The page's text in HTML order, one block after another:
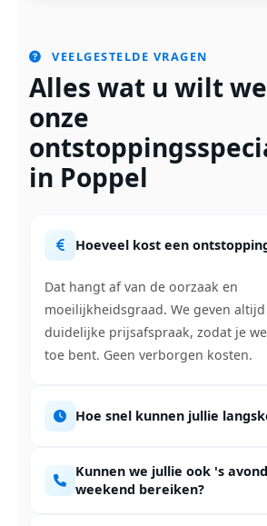
VEELGESTELDE VRAGEN
Alles wat u wilt
onze
in Poppel
Hoeveel kost een
Dat hangt af van de oorzaak en
moeilijkheidsgraad. We geven
duidelijke prijsafspraak, zodat je
toe bent. Geen verborgen kosten.
Hoe snel kunnen jullie
Kunnen we jullie ook 's
weekend bereiken?